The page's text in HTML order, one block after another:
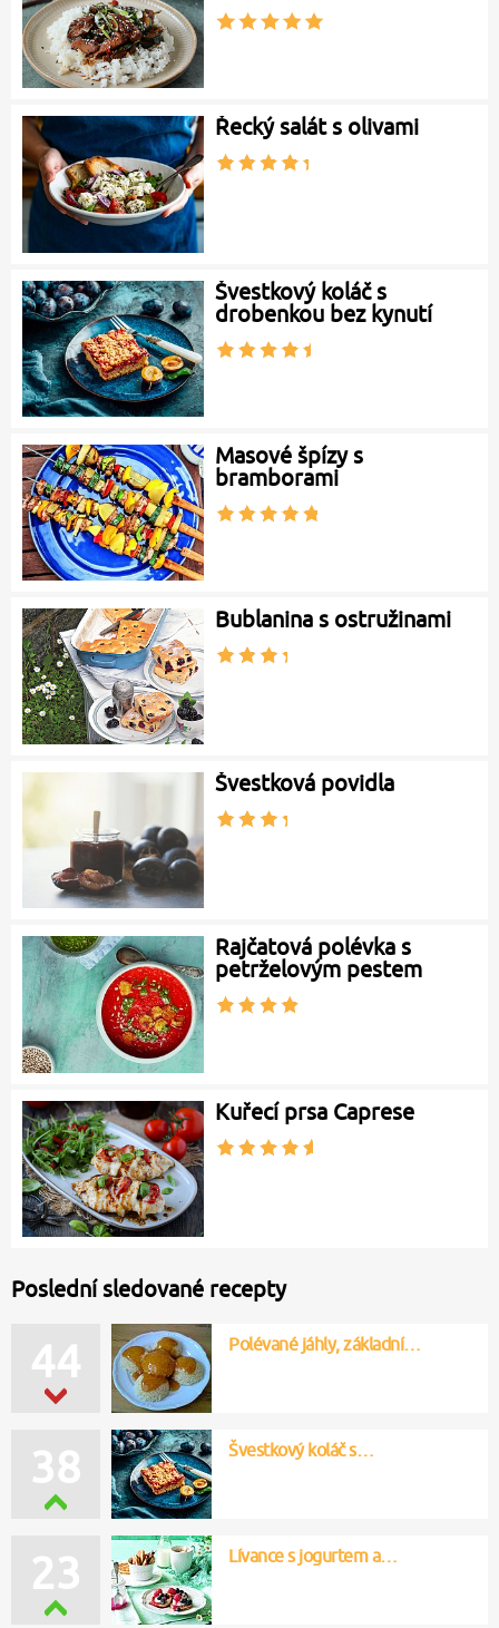
Řecký salát s olivami
Švestkový koláč s
drobenkou bez kynutí
Masové špízy s
bramborami
Bublanina s ostružinami
Švestková povidla
Rajčatová polévka s
petrželovým pestem
Kuřecí prsa Caprese
Poslední sledované recepty
45 Polévané jáhly, základní…
36 Švestkový koláč s…
23 Lívance s jogurtem a…